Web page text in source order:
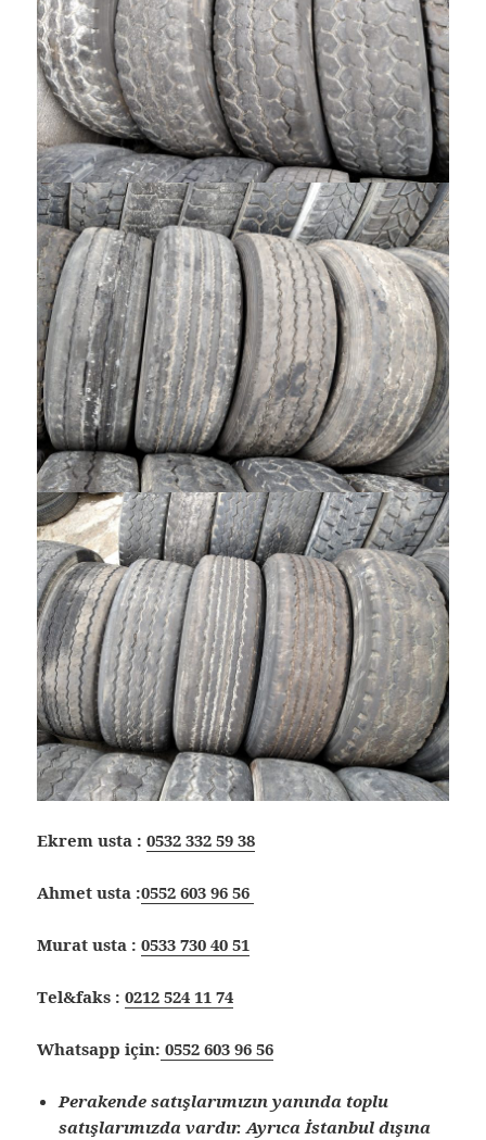
Ekrem usta :0532 332 59 38
Ahmet usta :0552 603 96 56
Murat usta :0533 730 40 51
Tel&faks :0212 524 11 74
Whatsapp için: 0552 603 96 56
Perakende satışlarımızın yanında toplu
satışlarımızda vardır. Ayrıca İstanbul dışına